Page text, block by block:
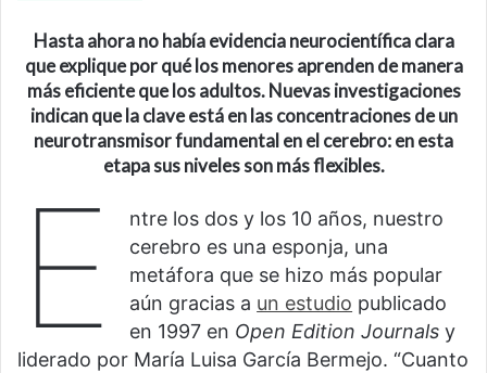
Hasta ahora no había evidencia neurocientífica clara
que explique por qué los menores aprenden de manera
más eficiente que los adultos. Nuevas investigaciones
indican que la clave está en las concentraciones de un
neurotransmisor fundamental en el cerebro: en esta
etapa sus niveles son más flexibles.
E
ntre los dos y los 10 años, nuestro
cerebro es una esponja, una
metáfora que se hizo más popular
aún gracias a un estudio publicado
en 1997 en Open Edition Journals y
liderado por María Luisa García Bermejo. “Cuanto